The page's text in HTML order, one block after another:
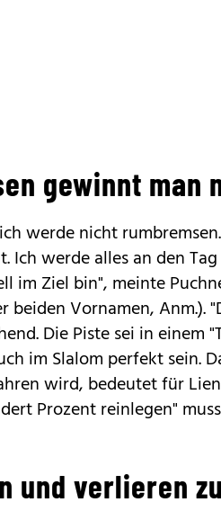
gewinnt man
werde nicht
Ich werde alles an den
im Ziel bin", meinte
beiden Vornamen, Anm.).
Die Piste sei in einem
im Slalom perfekt sein.
wird, bedeutet für
Prozent reinlegen"
und verlieren